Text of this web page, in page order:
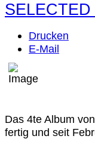
Drucken
E-Mail
Das 4te Album von
fertig und seit